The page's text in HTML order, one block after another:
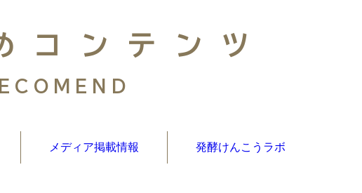
コンテンツ
メディア掲載情報 発酵けんこうラボ